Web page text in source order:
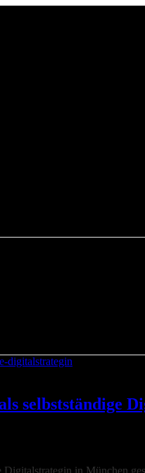
selbstständige
in München